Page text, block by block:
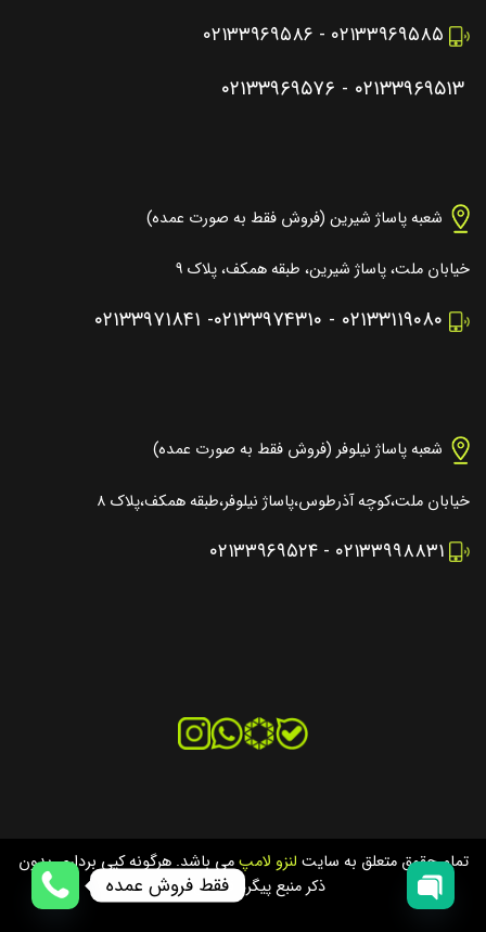
۰۲۱۳۳۹۶۹۵۸۵ - ۰۲۱۳۳۹۶۹۵۸۶
۰۲۱۳۳۹۶۹۵۱۳ - ۰۲۱۳۳۹۶۹۵۷۶
شعبه پاساژ شیرین (فروش فقط به صورت عمده)
خیابان ملت، پاساژ شیرین، طبقه همکف، پلاک ۹
۰۲۱۳۳۱۱۹۰۸۰ - ۰۲۱۳۳۹۷۴۳۱۰- ۰۲۱۳۳۹۷۱۸۴۱
شعبه پاساژ نیلوفر (فروش فقط به صورت عمده)
خیابان ملت،کوچه آذرطوس،پاساژ نیلوفر،طبقه همکف،پلاک ۸
۰۲۱۳۳۹۹۸۸۳۱ - ۰۲۱۳۳۹۶۹۵۲۴
تمام حقوق متعلق به سایت لنزو لامپمی باشد. هرگونه کپی برداری بدون
ذکر منبع پیگرد قانونی دارد.
فقط فروش عمده